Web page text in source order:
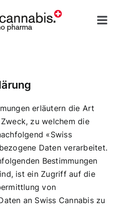
erläutern die Art
zu welchem die
«Swiss
Daten verarbeitet.
Bestimmungen
ist ein Zugriff auf die
von
an Swiss Cannabis zu